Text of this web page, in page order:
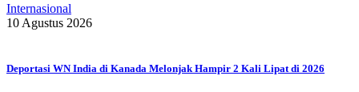
Internasional
10 Agustus 2026
Deportasi WN India di Kanada Melonjak Hampir 2 Kali Lipat di 2026